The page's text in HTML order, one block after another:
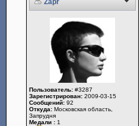
Zapr
Пользователь: #3287
Зарегистрирован: 2009-03-15
Сообщений: 92
Откуда: Московская область,
Запрудня
Медали : 1